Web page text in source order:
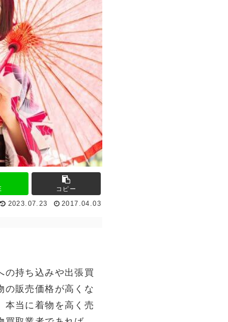
コピー
2023.07.23 2017.04.03
の持ち込みや出張買
の販売価格が高くな
本当に着物を高く売